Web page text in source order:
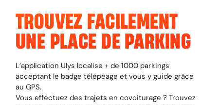
TROUVEZ FACILEMENT
UNE PLACE DE PARKING
L’application Ulys localise + de 1000 parkings
acceptant le badge télépéage et vous y guide grâce
au GPS.
Vous effectuez des trajets en covoiturage ? Trouvez